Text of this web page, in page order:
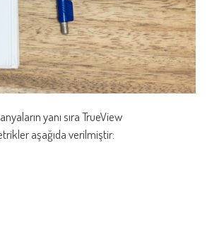
yanı sıra TrueView
aşağıda verilmiştir: